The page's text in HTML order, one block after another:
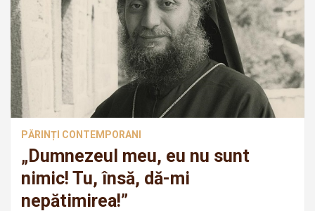
PĂRINȚI CONTEMPORANI
„Dumnezeul meu, eu nu sunt
nimic! Tu, însă, dă-mi
nepătimirea!”